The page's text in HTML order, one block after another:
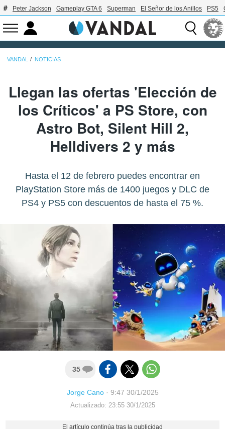
Peter Jackson Gameplay GTA 6 Superman El Señor de los Anillos PS5
VANDAL NOTICIAS
Llegan las ofertas 'Elección de
los Críticos' a PS Store, con
Astro Bot, Silent Hill 2,
Helldivers 2 y más
Hasta el 12 de febrero puedes encontrar en
PlayStation Store más de 1400 juegos y DLC de
PS4 y PS5 con descuentos de hasta el 75 %.
35
Jorge Cano· 9:47 30/1/2025
Actualizado: 23:55 30/1/2025